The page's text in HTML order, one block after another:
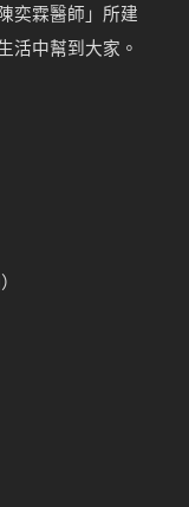
奕霖醫師」所建
活中幫到大家。
）